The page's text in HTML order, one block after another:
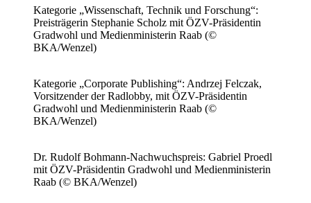
Kategorie „Wissenschaft, Technik und Forschung“:
Preisträgerin Stephanie Scholz mit ÖZV-Präsidentin
Gradwohl und Medienministerin Raab (©
BKA/Wenzel)
Kategorie „Corporate Publishing“: Andrzej Felczak,
Vorsitzender der Radlobby, mit ÖZV-Präsidentin
Gradwohl und Medienministerin Raab (©
BKA/Wenzel)
Dr. Rudolf Bohmann-Nachwuchspreis: Gabriel Proedl
mit ÖZV-Präsidentin Gradwohl und Medienministerin
Raab (© BKA/Wenzel)